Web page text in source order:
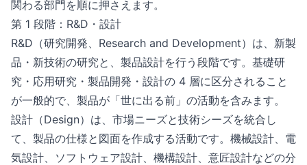
関わる部門を順に押さえます。
第 1 段階：R&D・設計
R&D（研究開発、Research and Development）は、新製
品・新技術の研究と、製品設計を行う段階です。基礎研
究・応用研究・製品開発・設計の 4 層に区分されること
が一般的で、製品が「世に出る前」の活動を含みます。
設計（Design）は、市場ニーズと技術シーズを統合し
て、製品の仕様と図面を作成する活動です。機械設計、電
気設計、ソフトウェア設計、機構設計、意匠設計などの分